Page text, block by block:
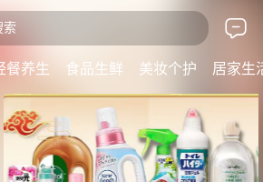
索
餐养生 食品生鲜 美妆个护 居家生